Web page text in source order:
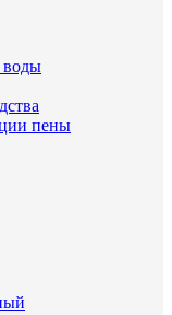
воды
пены